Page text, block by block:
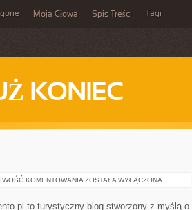
Moja Głowa Spis Treści Tagi
KONIEC
KOMENTOWANIA FLORENCJA
ZOSTAŁA WYŁĄCZONA
to turystyczny blog stworzony z myślą o